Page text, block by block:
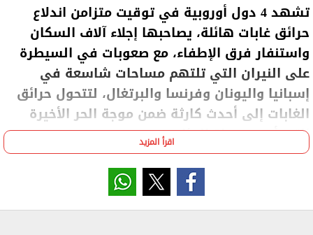
تشهد 4 دول أوروبية في توقيت متزامن اندلاع
حرائق غابات هائلة، يصاحبها إجلاء آلاف السكان
واستنفار فرق الإطفاء، مع صعوبات في السيطرة
على النيران التي تلتهم مساحات شاسعة في
إسبانيا واليونان وفرنسا والبرتغال، لتتحول حرائق
الغابات إلى أحدث كارثة ضمن موجة الحر الأخيرة
التي أودت بحياة المئات.
وتستعرض "الشروق" أبرز المعلومات حول خسائر الموجة
الحارة وعلاقتها بانتشار حرائق الغابات في أوروبا، وفقًا
لما ورد في: مجلة نيتشر، جامعة الأمم المتحدة، الموقع
اقرأ المزيد